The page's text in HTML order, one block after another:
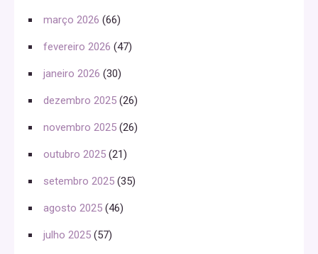
março 2026 (66)
fevereiro 2026 (47)
janeiro 2026 (30)
dezembro 2025 (26)
novembro 2025 (26)
outubro 2025 (21)
setembro 2025 (35)
agosto 2025 (46)
julho 2025 (57)